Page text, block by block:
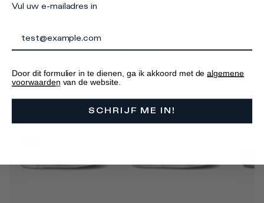
Maak je look compleet
Vul uw e-mailadres in
Door dit formulier in te dienen, ga ik akkoord met dealgemene
voorwaarden van de website.
SCHRIJF ME IN!